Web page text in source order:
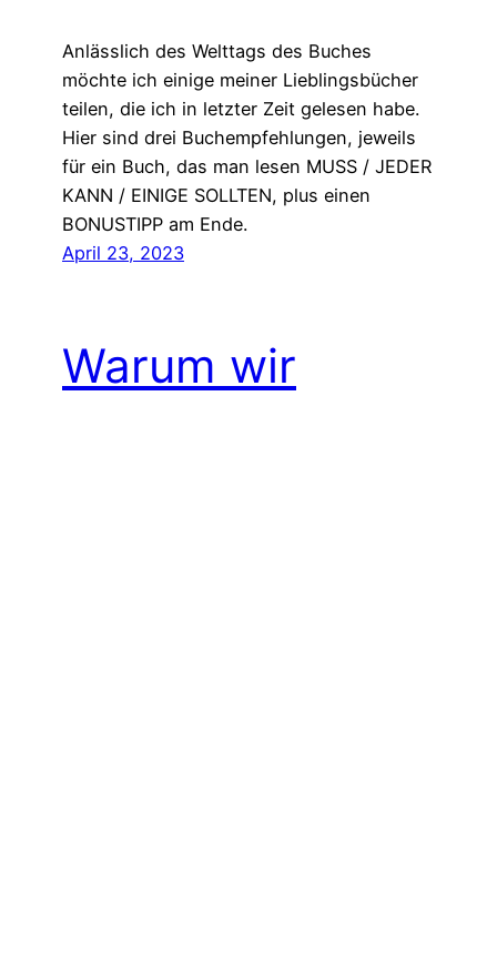
Anlässlich des Welttags des Buches
möchte ich einige meiner Lieblingsbücher
teilen, die ich in letzter Zeit gelesen habe.
Hier sind drei Buchempfehlungen, jeweils
für ein Buch, das man lesen MUSS / JEDER
KANN / EINIGE SOLLTEN, plus einen
BONUSTIPP am Ende.
April 23, 2023
Warum wir